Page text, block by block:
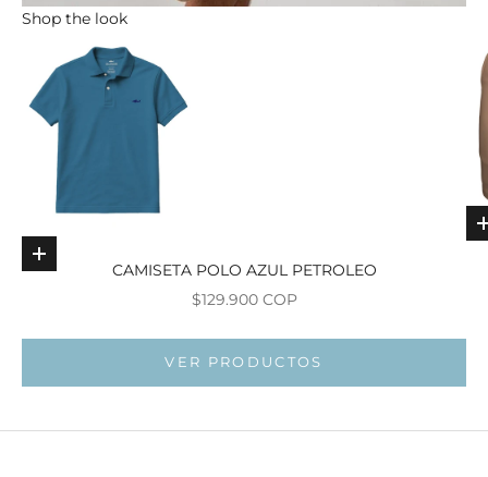
Ir al
Shop the look
Elige opciones
CAMISETA POLO AZUL PETROLEO
Precio de oferta
$129.900 COP
VER PRODUCTOS